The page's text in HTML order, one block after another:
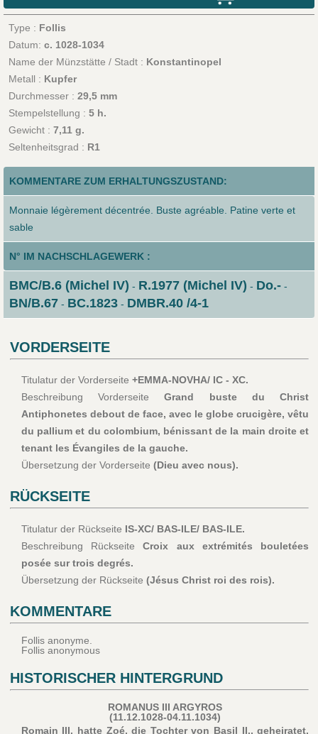
Type : Follis
Datum: c. 1028-1034
Name der Münzstätte / Stadt : Konstantinopel
Metall : Kupfer
Durchmesser : 29,5 mm
Stempelstellung : 5 h.
Gewicht : 7,11 g.
Seltenheitsgrad : R1
KOMMENTARE ZUM ERHALTUNGSZUSTAND:
Monnaie légèrement décentrée. Buste agréable. Patine verte et
sable
N° IM NACHSCHLAGEWERK :
BMC/B.6 (Michel IV) - R.1977 (Michel IV) - Do.--
BN/B.67- BC.1823- DMBR.40 /4-1
VORDERSEITE
Titulatur der Vorderseite +EMMA-NOVHA/ IC - XC.
Beschreibung VorderseiteGrand buste du Christ
Antiphonetes debout de face, avec le globe crucigère, vêtu
du pallium et du colombium, bénissant de la main droite et
tenant les Évangiles de la gauche.
Übersetzung der Vorderseite (Dieu avec nous).
RÜCKSEITE
Titulatur der Rückseite IS-XC/ BAS-ILE/ BAS-ILE.
Beschreibung RückseiteCroix aux extrémités bouletées
posée sur trois degrés.
Übersetzung der Rückseite (Jésus Christ roi des rois).
KOMMENTARE
Follis anonyme.
Follis anonymous
HISTORISCHER HINTERGRUND
ROMANUS III ARGYROS
(11.12.1028-04.11.1034)
Romain III. hatte Zoé, die Tochter von Basil II., geheiratet,